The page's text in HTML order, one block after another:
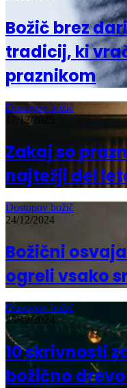
Božič brez
tradicij, ki
praznikom
Dostopov božič
17/12/2025
Zakaj so
najtežji del
Dostopov božič
24/12/2024
Božični
ogreli vsako
Dostopov božič
23/12/2024
10 skrivnosti
božično